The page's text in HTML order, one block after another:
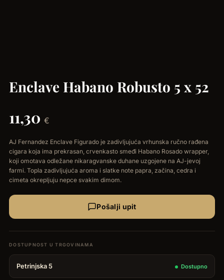
Enclave Habano Robusto 5 x 52
11,30 €
AJ Fernandez Enclave Figurado je zadivljujuća vrhunska ručno rađena
cigara koja ima prekrasan, crvenkasto smeđi Habano Rosado wrapper,
koji omotava odležane nikaragvanske duhane uzgojene na AJ-jevoj
farmi. Topla zadivljujuća aroma i slatke note papra, začina, cedra i
cimeta okrepljuju nepce svakim dimom.
Pošalji upit
Petrinjska 5 Dostupno